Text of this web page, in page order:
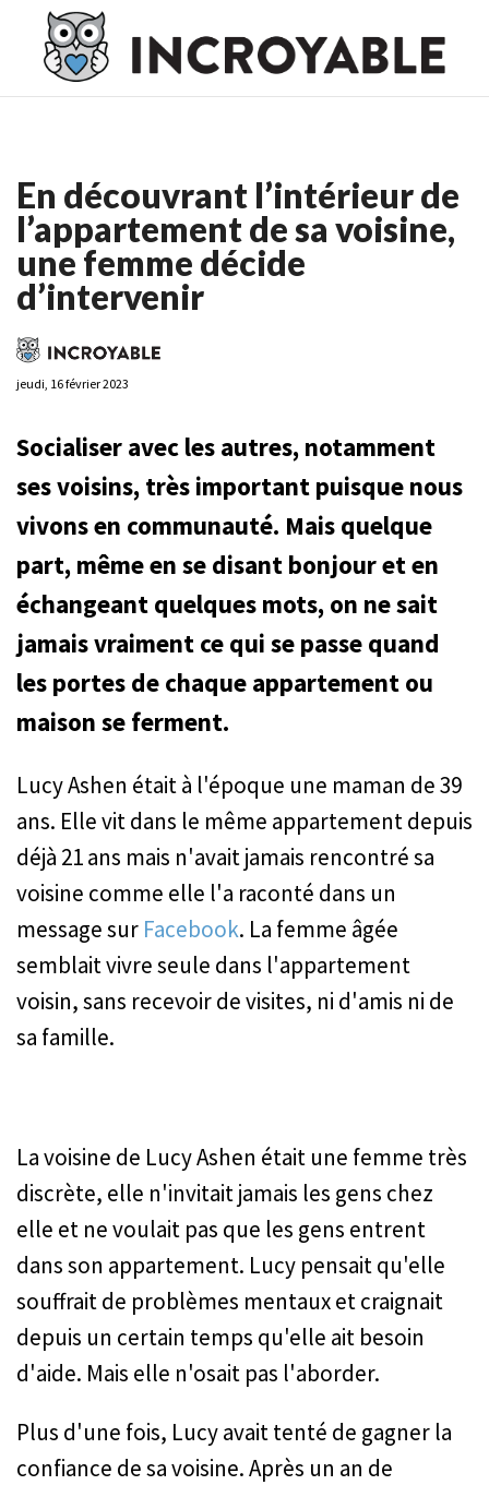
Casino En Ligne France
Casino En Ligne France
Ligne
En découvrant l’intérieur de
l’appartement de sa voisine,
une femme décide
d’intervenir
jeudi, 16 février 2023
Socialiser avec les autres, notamment
ses voisins, très important puisque nous
vivons en communauté. Mais quelque
part, même en se disant bonjour et en
échangeant quelques mots, on ne sait
jamais vraiment ce qui se passe quand
les portes de chaque appartement ou
maison se ferment.
Lucy Ashen était à l'époque une maman de 39
ans. Elle vit dans le même appartement depuis
déjà 21 ans mais n'avait jamais rencontré sa
voisine comme elle l'a raconté dans un
message sur Facebook. La femme âgée
semblait vivre seule dans l'appartement
voisin, sans recevoir de visites, ni d'amis ni de
sa famille.
La voisine de Lucy Ashen était une femme très
discrète, elle n'invitait jamais les gens chez
elle et ne voulait pas que les gens entrent
dans son appartement. Lucy pensait qu'elle
souffrait de problèmes mentaux et craignait
depuis un certain temps qu'elle ait besoin
d'aide. Mais elle n'osait pas l'aborder.
Plus d'une fois, Lucy avait tenté de gagner la
confiance de sa voisine. Après un an de